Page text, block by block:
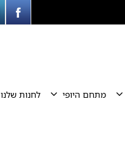
מתחם היופי לחנות שלנו